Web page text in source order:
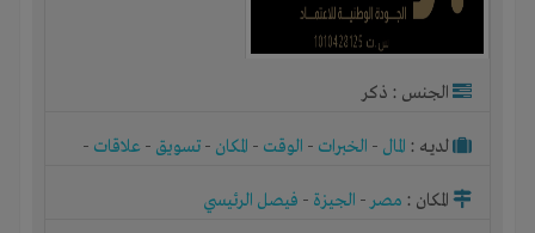
الجنس : ذكر
لديـه : المال - الخبرات - الوقت - المكان - تسويق - علاقات -
المكان : مصر- الجيزة - فيصل الرئيسي